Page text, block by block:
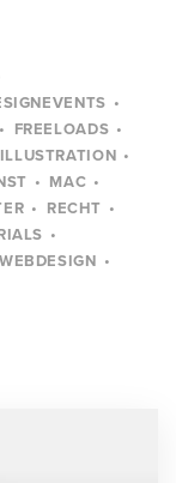
FREELOADS
ILLUSTRATION
MAC
RECHT
WEBDESIGN